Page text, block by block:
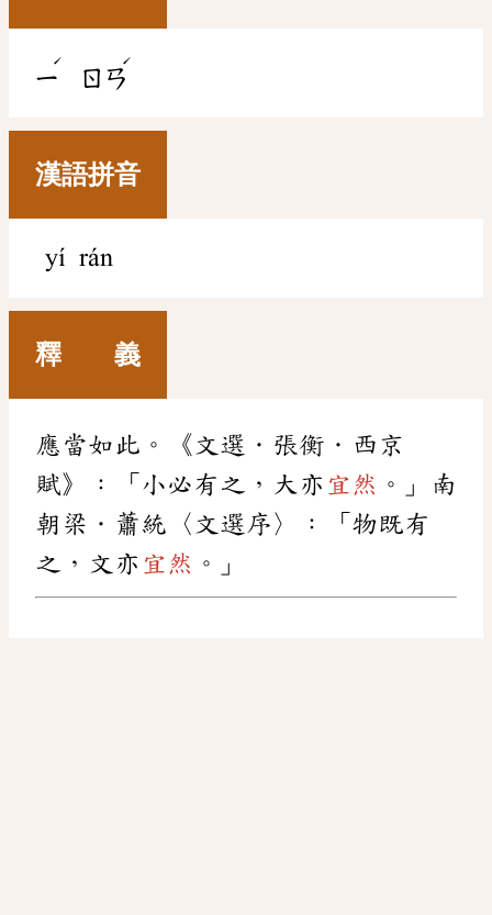
ㄧ
ˊ
ㄖㄢ
ˊ
漢語拼音
yí rán
釋 義
應當如此。《文選．張衡．西京
賦》：「小必有之，大亦 宜然 。」南
朝梁．蕭統〈文選序〉：「物既有
之，文亦 宜然 。」